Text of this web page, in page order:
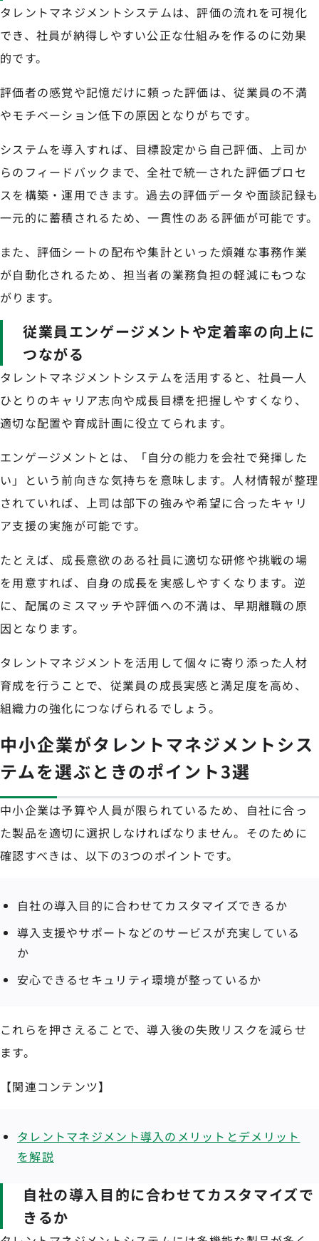
タレントマネジメントシステムは、評価の流れを可視化
でき、社員が納得しやすい公正な仕組みを作るのに効果
的です。
評価者の感覚や記憶だけに頼った評価は、従業員の不満
やモチベーション低下の原因となりがちです。
システムを導入すれば、目標設定から自己評価、上司か
らのフィードバックまで、全社で統一された評価プロセ
スを構築・運用できます。過去の評価データや面談記録も
一元的に蓄積されるため、一貫性のある評価が可能です。
また、評価シートの配布や集計といった煩雑な事務作業
が自動化されるため、担当者の業務負担の軽減にもつな
がります。
従業員エンゲージメントや定着率の向上に
つながる
タレントマネジメントシステムを活用すると、社員一人
ひとりのキャリア志向や成長目標を把握しやすくなり、
適切な配置や育成計画に役立てられます。
エンゲージメントとは、「自分の能力を会社で発揮した
い」という前向きな気持ちを意味します。人材情報が整理
されていれば、上司は部下の強みや希望に合ったキャリ
ア支援の実施が可能です。
たとえば、成長意欲のある社員に適切な研修や挑戦の場
を用意すれば、自身の成長を実感しやすくなります。逆
に、配属のミスマッチや評価への不満は、早期離職の原
因となります。
タレントマネジメントを活用して個々に寄り添った人材
育成を行うことで、従業員の成長実感と満足度を高め、
組織力の強化につなげられるでしょう。
中小企業がタレントマネジメントシス
テムを選ぶときのポイント3選
中小企業は予算や人員が限られているため、自社に合っ
た製品を適切に選択しなければなりません。そのために
確認すべきは、以下の3つのポイントです。
自社の導入目的に合わせてカスタマイズできるか
導入支援やサポートなどのサービスが充実している
か
安心できるセキュリティ環境が整っているか
これらを押さえることで、導入後の失敗リスクを減らせ
ます。
【関連コンテンツ】
タレントマネジメント導入のメリットとデメリット
を解説
自社の導入目的に合わせてカスタマイズで
きるか